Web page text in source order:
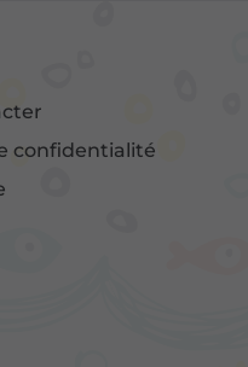
confidentialité